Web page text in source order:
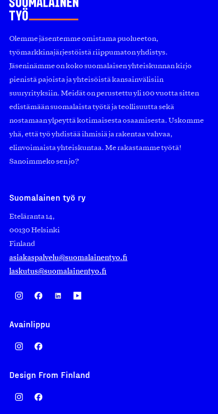
Olemme jäsentemme omistama puolueeton,
työmarkkinajärjestöistä riippumaton yhdistys.
Jäseninämme on koko suomalaisen yhteiskunnan kirjo
pienistä pajoista ja yhteisöistä kansainvälisiin
suuryrityksiin. Meidät on perustettu yli 100 vuotta sitten
edistämään suomalaista työtä ja teollisuutta sekä
nostamaan ylpeyttä kotimaisesta osaamisesta. Uskomme
yhä, että työ yhdistää ihmisiä ja rakentaa vahvaa,
elinvoimaista yhteiskuntaa. Me rakastamme työtä!
Sanoimmeko sen jo?
Suomalainen työ ry
Eteläranta 14,
00130 Helsinki
Finland
asiakaspalvelu@suomalainentyo.fi
laskutus@suomalainentyo.fi
Avainlippu
Design From Finland